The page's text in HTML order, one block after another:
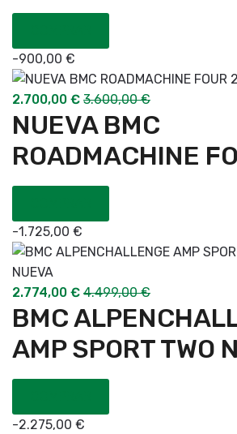
-900,00 €
2.700,00 € 3.600,00€
NUEVA BMC
ROADMACHINE
-1.725,00 €
2.774,00 € 4.499,00€
BMC
AMP SPORT TWO
-2.275,00 €